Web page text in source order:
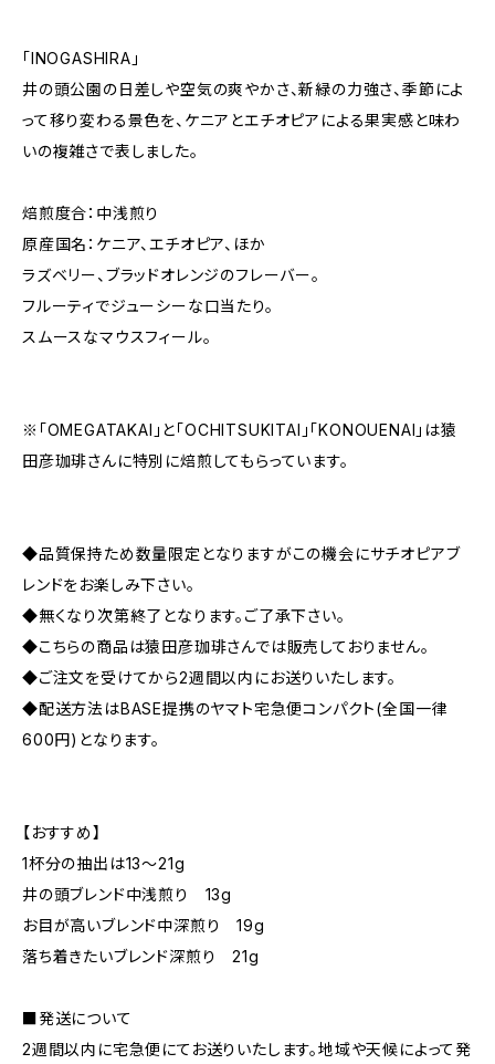
「INOGASHIRA」
井の頭公園の日差しや空気の爽やかさ、新緑の力強さ、季節によ
って移り変わる景色を、ケニアとエチオピアによる果実感と味わ
いの複雑さで表しました。
焙煎度合：中浅煎り
原産国名：ケニア、エチオピア、ほか
ラズベリー、ブラッドオレンジのフレーバー。
フルーティでジューシーな口当たり。
スムースなマウスフィール。
※「OMEGATAKAI」と「OCHITSUKITAI」「KONOUENAI」は猿
田彦珈琲さんに特別に焙煎してもらっています。
◆品質保持ため数量限定となりますがこの機会にサチオピアブ
レンドをお楽しみ下さい。
◆無くなり次第終了となります。ご了承下さい。
◆こちらの商品は猿田彦珈琲さんでは販売しておりません。
◆ご注文を受けてから2週間以内にお送りいたします。
◆配送方法はBASE提携のヤマト宅急便コンパクト(全国一律
600円)となります。
【おすすめ】
1杯分の抽出は13〜21g
井の頭ブレンド中浅煎り 13g
お目が高いブレンド中深煎り 19g
落ち着きたいブレンド深煎り 21g
■発送について
2週間以内に宅急便にてお送りいたします。地域や天候によって発